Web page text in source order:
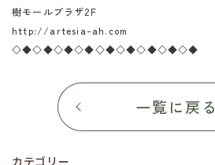
樹モールプラザ2F
http://artesia-ah.com
◇◆◇◆◇◆◇◆◇◆◇◆◇◆◇◆◇◆
一覧に戻る
カテゴリー